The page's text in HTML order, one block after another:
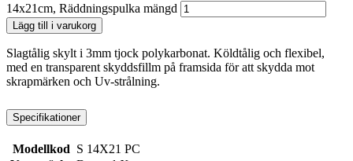
14x21cm, Räddningspulka mängd
Lägg till i varukorg
Slagtålig skylt i 3mm tjock polykarbonat. Köldtålig och flexibel,
med en transparent skyddsfillm på framsida för att skydda mot
skrapmärken och Uv-strålning.
Specifikationer
Modellkod S 14X21 PC